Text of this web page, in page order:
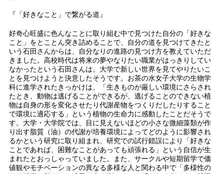
『「好きなこと」で繋がる道』
好奇心旺盛に色んなことに取り組む中で見つけた自分の「好きな
こと」をとことん突き詰めることで、自分の道を見つけてきたと
いう石田さんからは、自分なりの進路の見つけ方を教えていただ
きました。高校時代は将来の夢やなりたい職業がはっきりしてい
なかったという石田さんは、大学で新しい世界を見てやりたいこ
とを見つけようと決意したそうです。お茶の水女子大学の生物学
科に進学されたきっかけは、「生きものが厳しい環境にさらされ
たとき、動物は逃げることができるが、逃げることのできない植
物は自身の形を変化させたり代謝産物をつくりだしたりすること
で環境に適応する」という植物の生命力に感動したことだそうで
す。大学・大学院では、目に見えないほどの小さな微細藻類が作
り出す脂質（油）の代謝が培養環境によってどのように影響され
るかという研究に取り組まれ、研究での試行錯誤により「好きな
ことであれば、困難なことがあっても頑張れる」という自信が生
まれたとおっしゃっていました。また、サークルや短期留学で価
値観やモチベーションの異なる多様な人と関わる中で「多様性の